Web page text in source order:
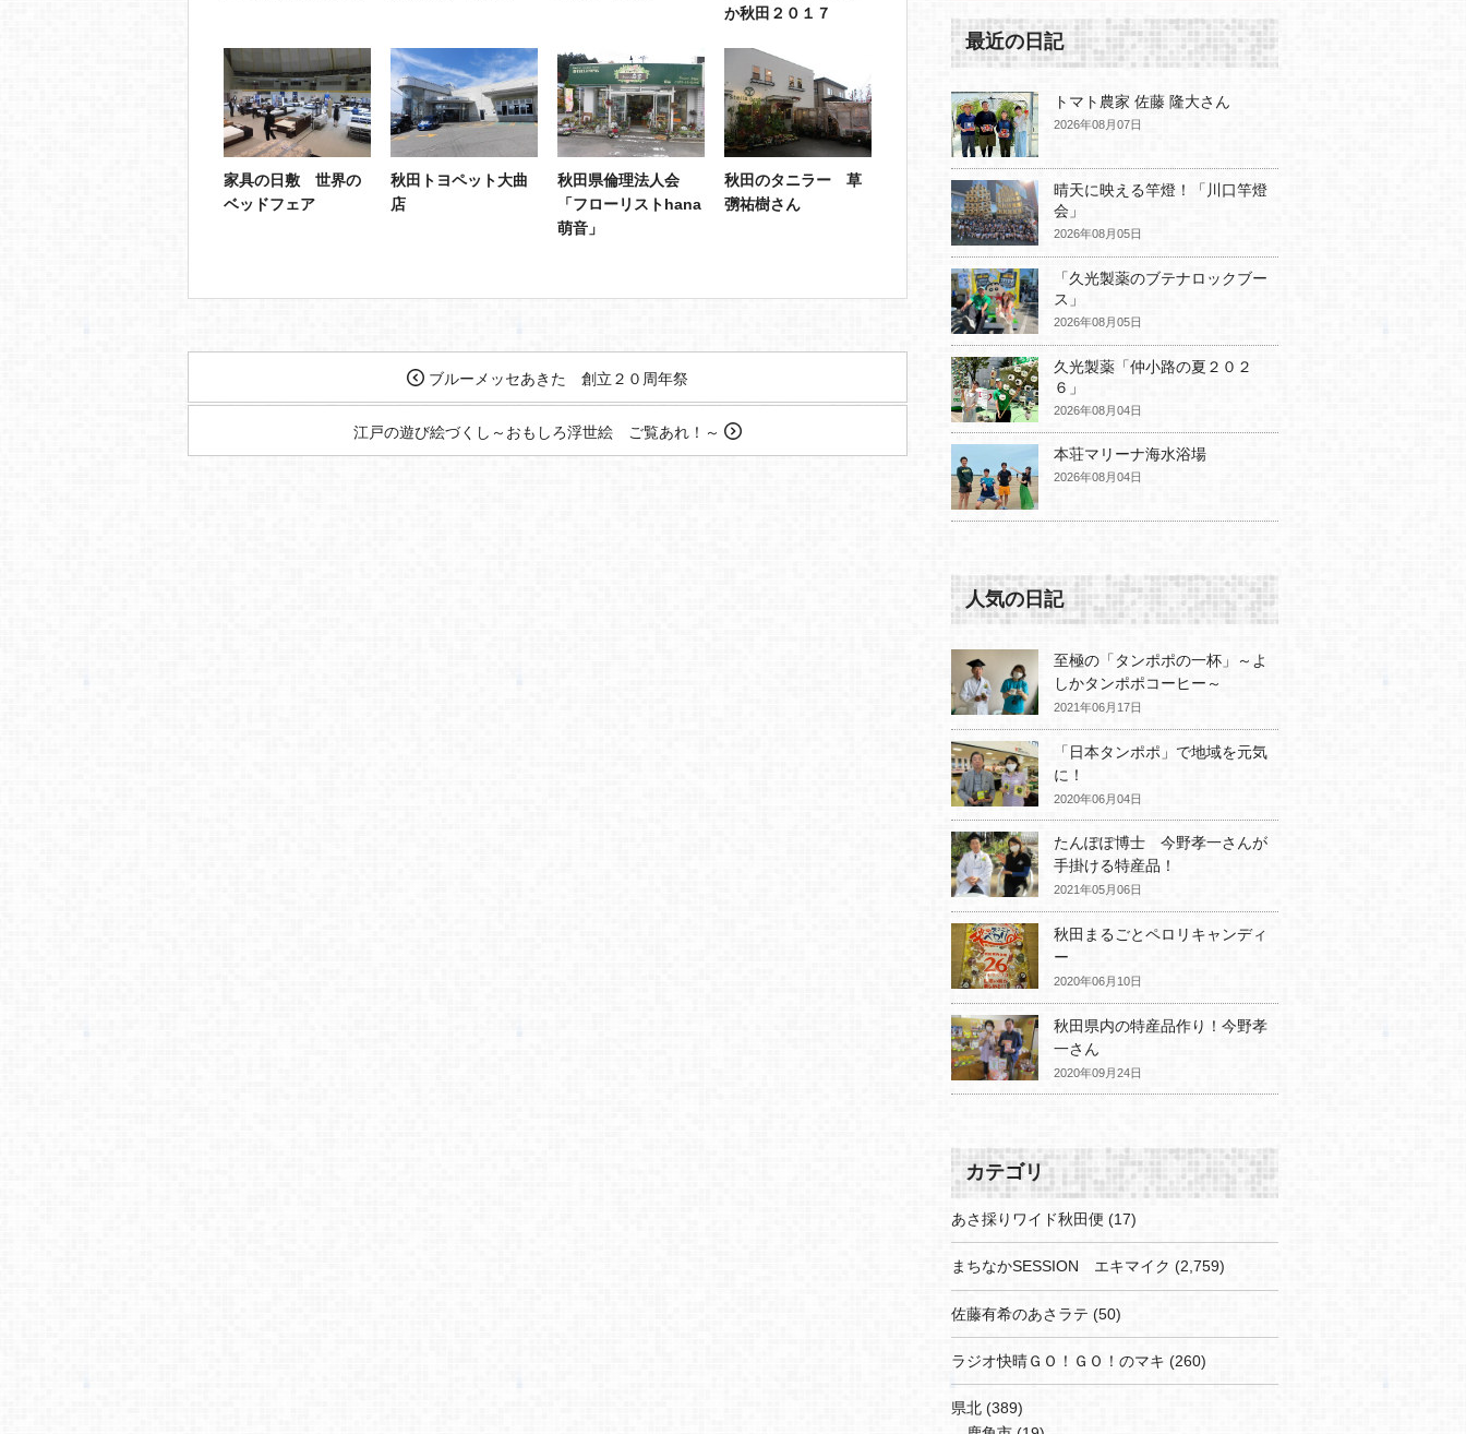
か秋田２０１７
家具の日敷 世界の
ベッドフェア
秋田トヨペット大曲
店
秋田県倫理法人会
「フローリストhana
萌音」
秋田のタニラー 草
彅祐樹さん
ブルーメッセあきた 創立２０周年祭
江戸の遊び絵づくし～おもしろ浮世絵 ご覧あれ！～
最近の日記
トマト農家 佐藤 隆大さん
2026年08月07日
晴天に映える竿燈！「川口竿燈
会」
2026年08月05日
「久光製薬のブテナロックブー
ス」
2026年08月05日
久光製薬「仲小路の夏２０２
６」
2026年08月04日
本荘マリーナ海水浴場
2026年08月04日
人気の日記
至極の「タンポポの一杯」～よ
しかタンポポコーヒー～
2021年06月17日
「日本タンポポ」で地域を元気
に！
2020年06月04日
たんぽぽ博士 今野孝一さんが
手掛ける特産品！
2021年05月06日
秋田まるごとペロリキャンディ
ー
2020年06月10日
秋田県内の特産品作り！今野孝
一さん
2020年09月24日
カテゴリ
あさ採りワイド秋田便 (17)
まちなかSESSION エキマイク (2,759)
佐藤有希のあさラテ (50)
ラジオ快晴ＧＯ！ＧＯ！のマキ (260)
県北 (389)